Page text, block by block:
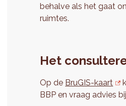
behalve als het gaat
ruimtes.
Het
Op de BruGIS-kaart
BBP en vraag advies